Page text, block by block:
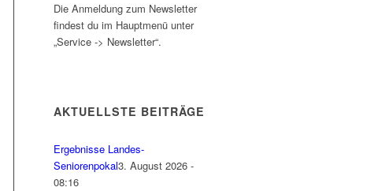
Die Anmeldung zum Newsletter
findest du im Hauptmenü unter
„Service -> Newsletter“.
AKTUELLSTE BEITRÄGE
Ergebnisse Landes-
Seniorenpokal3. August 2026 -
08:16